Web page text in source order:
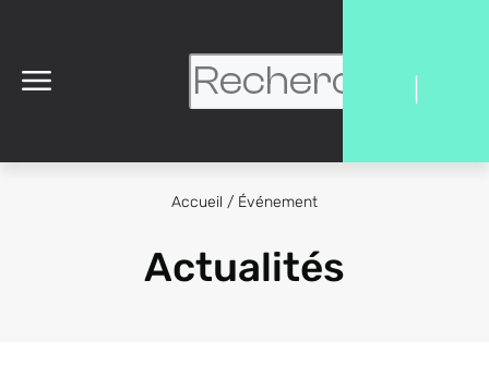
Accueil / Événement
Actualités